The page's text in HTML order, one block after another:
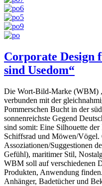
Corporate
sind Usedom“
Die Wort-Bild-Marke (WBM)
verbunden mit der
Pommerschen Bucht in der
sonnenreichste Gegend
sind somit: Eine Silhouette der
Schiffsrad und Möwen/Vögel.
Assoziationen/Suggestionen
Gefühl), maritimer Stil,
WBM soll auf verschiedenen
Produkten, Anwendung
Anhänger, Badetücher und